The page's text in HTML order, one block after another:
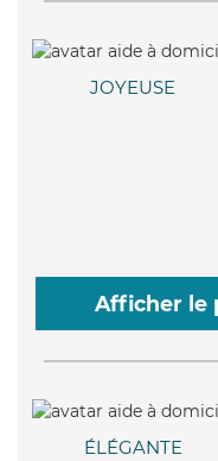
JOYEUSE
Afficher le
ÉLÉGANTE